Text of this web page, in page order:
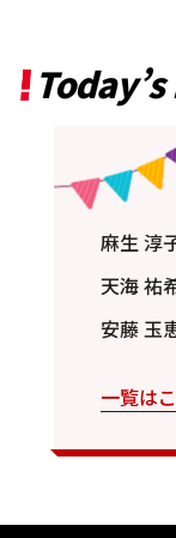
麻生 淳
天海 祐
安藤 玉
一覧は